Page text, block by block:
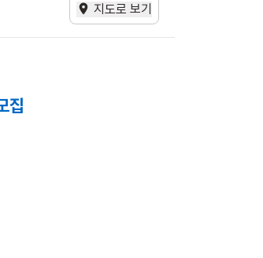
지도로 보기
집